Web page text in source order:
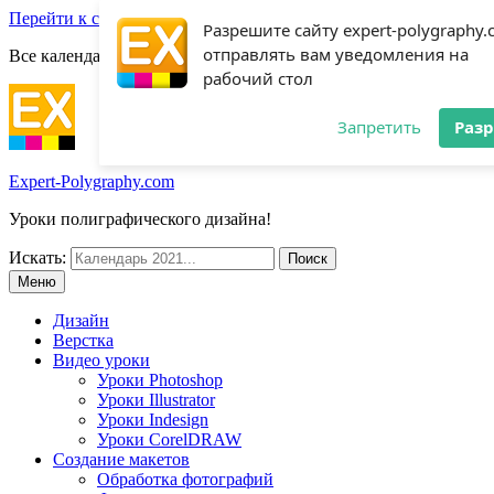
Разрешите сайту expert-
отправлять вам уведомления на
рабочий стол
Запретить
Перейти к содержимому
Все календари 2022: Посмотреть шаблоны!
Expert-Polygraphy.com
Уроки полиграфического дизайна!
Искать:
Меню
Дизайн
Верстка
Видео уроки
Уроки Photoshop
Уроки Illustrator
Уроки Indesign
Уроки CorelDRAW
Создание макетов
Обработка фотографий